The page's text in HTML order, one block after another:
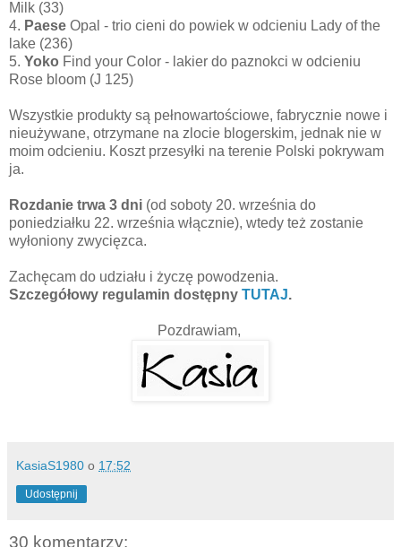
Milk (33)
4. Paese Opal - trio cieni do powiek w odcieniu Lady of the
lake (236)
5. Yoko Find your Color - lakier do paznokci w odcieniu
Rose bloom (J 125)
Wszystkie produkty są pełnowartościowe, fabrycznie nowe i
nieużywane, otrzymane na zlocie blogerskim, jednak nie w
moim odcieniu. Koszt przesyłki na terenie Polski pokrywam
ja.
Rozdanie trwa 3 dni (od soboty 20. września do
poniedziałku 22. września włącznie), wtedy też zostanie
wyłoniony zwycięzca.
Zachęcam do udziału i życzę powodzenia.
Szczegółowy regulamin dostępny TUTAJ.
Pozdrawiam,
KasiaS1980 o 17:52
Udostępnij
30 komentarzy: